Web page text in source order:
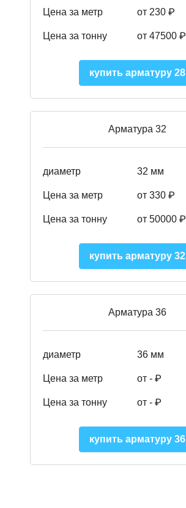
Цена за метр от 230 ₽
Цена за тонну от 47500 ₽
купить арматуру 28
Арматура 32
диаметр 32 мм
Цена за метр от 330 ₽
Цена за тонну от 50000 ₽
купить арматуру 32
Арматура 36
диаметр 36 мм
Цена за метр от - ₽
Цена за тонну от - ₽
купить арматуру 36